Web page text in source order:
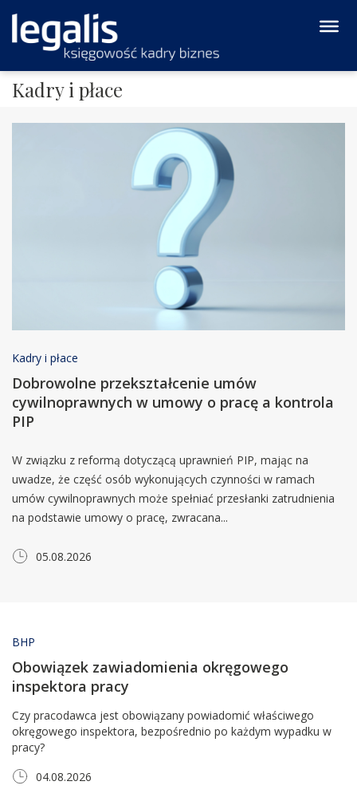
Kadry i płace
Kadry i płace
Dobrowolne przekształcenie umów
cywilnoprawnych w umowy o pracę a kontrola
PIP
W związku z reformą dotyczącą uprawnień PIP, mając na
uwadze, że część osób wykonujących czynności w ramach
umów cywilnoprawnych może spełniać przesłanki zatrudnienia
na podstawie umowy o pracę, zwracana...
05.08.2026
BHP
Obowiązek zawiadomienia okręgowego
inspektora pracy
Czy pracodawca jest obowiązany powiadomić właściwego
okręgowego inspektora, bezpośrednio po każdym wypadku w
pracy?
04.08.2026